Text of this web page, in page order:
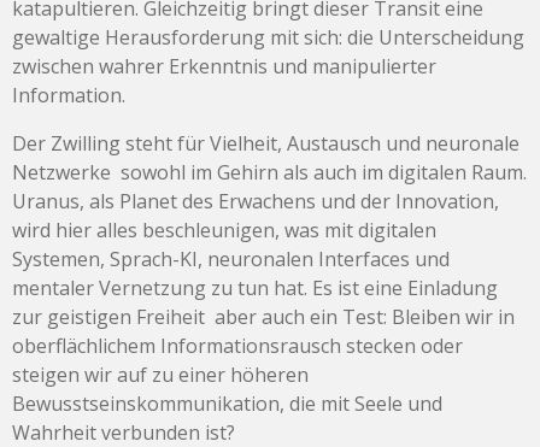
katapultieren. Gleichzeitig bringt dieser Transit eine
gewaltige Herausforderung mit sich: die Unterscheidung
zwischen wahrer Erkenntnis und manipulierter
Information.
Der Zwilling steht für Vielheit, Austausch und neuronale
Netzwerke sowohl im Gehirn als auch im digitalen Raum.
Uranus, als Planet des Erwachens und der Innovation,
wird hier alles beschleunigen, was mit digitalen
Systemen, Sprach-KI, neuronalen Interfaces und
mentaler Vernetzung zu tun hat. Es ist eine Einladung
zur geistigen Freiheit aber auch ein Test: Bleiben wir in
oberflächlichem Informationsrausch stecken oder
steigen wir auf zu einer höheren
Bewusstseinskommunikation, die mit Seele und
Wahrheit verbunden ist?